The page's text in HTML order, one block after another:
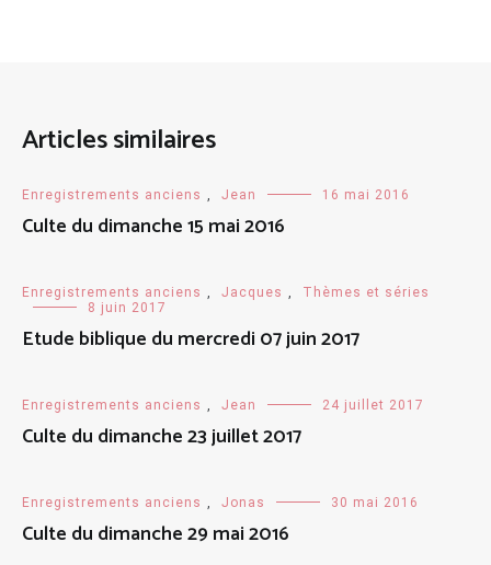
Articles similaires
Enregistrements anciens , Jean 16 mai 2016
Culte du dimanche 15 mai 2016
Enregistrements anciens , Jacques ,
Thèmes et séries
8 juin 2017
Etude biblique du mercredi 07 juin 2017
Enregistrements anciens , Jean 24 juillet 2017
Culte du dimanche 23 juillet 2017
Enregistrements anciens , Jonas 30 mai 2016
Culte du dimanche 29 mai 2016